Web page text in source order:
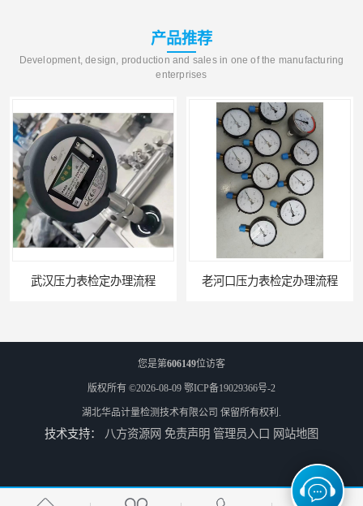
产品推荐
Development, design, production and sales in one of the manufacturing
enterprises
武汉压力表检定办理流程 老河口压力表检定办理流程
南京压力表校准办理周期 宜昌安全阀检验办理资料
您是第606149位访客
版权所有 ©2026-08-09 鄂ICP备19029366号-2
湖北华品计量检测技术有限公司 保留所有权利.
技术支持： 八方资源网 免责声明 管理员入口 网站地图